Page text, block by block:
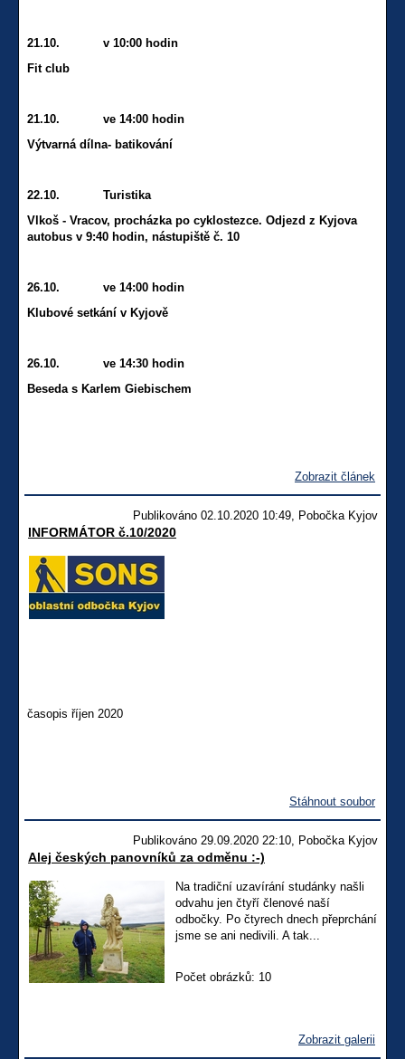
21.10. v 10:00 hodin
Fit club
21.10. ve 14:00 hodin
Výtvarná dílna- batikování
22.10. Turistika
Vlkoš - Vracov, procházka po cyklostezce. Odjezd z Kyjova
autobus v 9:40 hodin, nástupiště č. 10
26.10. ve 14:00 hodin
Klubové setkání v Kyjově
26.10. ve 14:30 hodin
Beseda s Karlem Giebischem
Zobrazit článek
Publikováno 02.10.2020 10:49, Pobočka Kyjov
INFORMÁTOR č.10/2020
časopis říjen 2020
Stáhnout soubor
Publikováno 29.09.2020 22:10, Pobočka Kyjov
Alej českých panovníků za odměnu :-)
Na tradiční uzavírání studánky našli
odvahu jen čtyří členové naší
odbočky. Po čtyrech dnech přeprchání
jsme se ani nedivili. A tak...
Počet obrázků: 10
Zobrazit galerii